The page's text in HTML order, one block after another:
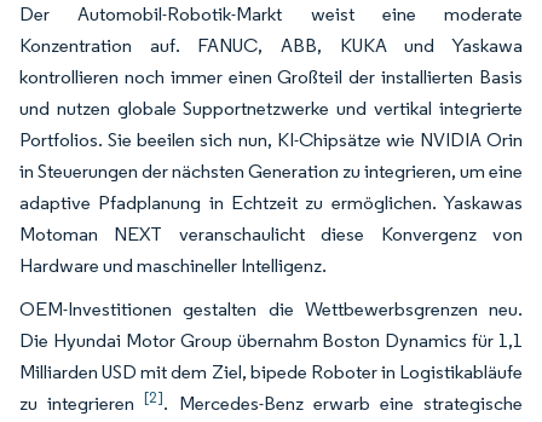
Der Automobil-Robotik-Markt weist eine moderate
Konzentration auf. FANUC, ABB, KUKA und Yaskawa
kontrollieren noch immer einen Großteil der installierten Basis
und nutzen globale Supportnetzwerke und vertikal integrierte
Portfolios. Sie beeilen sich nun, KI-Chipsätze wie NVIDIA Orin
in Steuerungen der nächsten Generation zu integrieren, um eine
adaptive Pfadplanung in Echtzeit zu ermöglichen. Yaskawas
Motoman NEXT veranschaulicht diese Konvergenz von
Hardware und maschineller Intelligenz.
OEM-Investitionen gestalten die Wettbewerbsgrenzen neu.
Die Hyundai Motor Group übernahm Boston Dynamics für 1,1
Milliarden USD mit dem Ziel, bipede Roboter in Logistikabläufe
zu integrieren[2]. Mercedes-Benz erwarb eine strategische